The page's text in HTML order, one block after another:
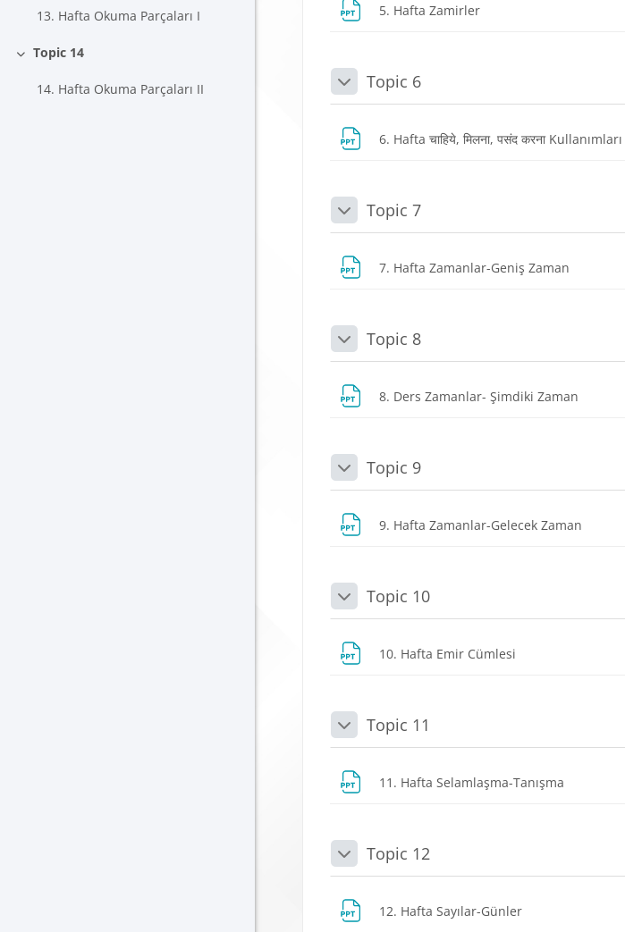
13. Hafta Okuma Parçaları I
Daralt
Topic 14
14. Hafta Okuma Parçaları II
5. Hafta Zamirler
DaraltTopic 6
6. Hafta चाहिये, मिलना, पसंद करना Kullanımları
DaraltTopic 7
7. Hafta Zamanlar-Geniş Zaman
DaraltTopic 8
8. Ders Zamanlar- Şimdiki Zaman
DaraltTopic 9
9. Hafta Zamanlar-Gelecek Zaman
DaraltTopic 10
10. Hafta Emir Cümlesi
DaraltTopic 11
11. Hafta Selamlaşma-Tanışma
DaraltTopic 12
12. Hafta Sayılar-Günler